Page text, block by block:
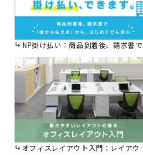
NP掛け払い：商品到着後、請求書で後から払えます。
オフィスレイアウト入門：レイアウトの基本をご紹介。